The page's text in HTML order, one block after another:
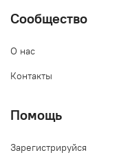
Сообщество
О нас
Контакты
Помощь
Зарегистрируйся